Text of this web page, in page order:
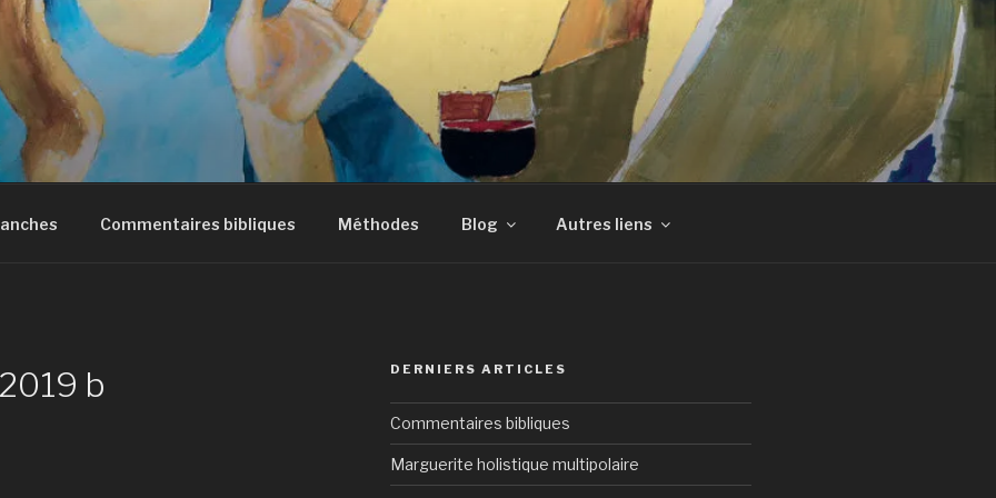
Commentaires bibliques Méthodes Blog Autres liens
b DERNIERS ARTICLES
Commentaires bibliques
Marguerite holistique multipolaire